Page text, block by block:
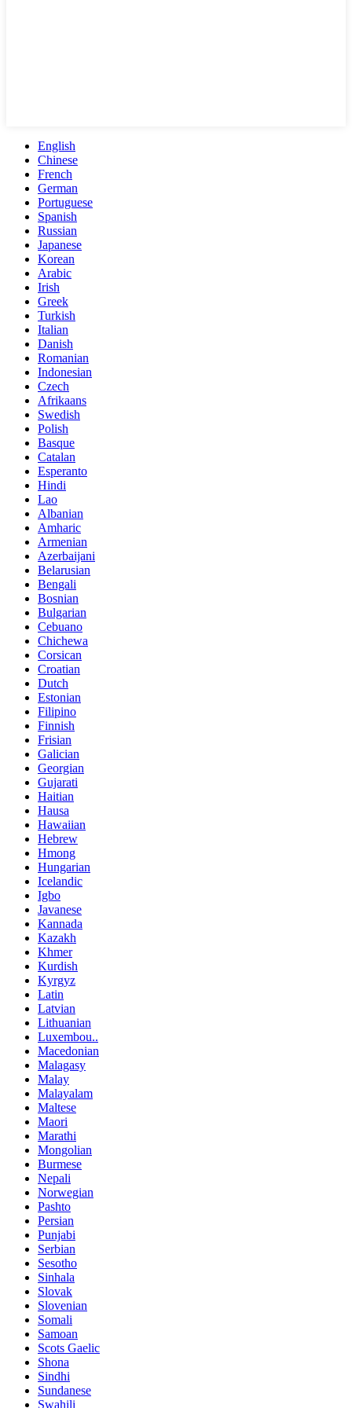
English
Chinese
French
German
Portuguese
Spanish
Russian
Japanese
Korean
Arabic
Irish
Greek
Turkish
Italian
Danish
Romanian
Indonesian
Czech
Afrikaans
Swedish
Polish
Basque
Catalan
Esperanto
Hindi
Lao
Albanian
Amharic
Armenian
Azerbaijani
Belarusian
Bengali
Bosnian
Bulgarian
Cebuano
Chichewa
Corsican
Croatian
Dutch
Estonian
Filipino
Finnish
Frisian
Galician
Georgian
Gujarati
Haitian
Hausa
Hawaiian
Hebrew
Hmong
Hungarian
Icelandic
Igbo
Javanese
Kannada
Kazakh
Khmer
Kurdish
Kyrgyz
Latin
Latvian
Lithuanian
Luxembou..
Macedonian
Malagasy
Malay
Malayalam
Maltese
Maori
Marathi
Mongolian
Burmese
Nepali
Norwegian
Pashto
Persian
Punjabi
Serbian
Sesotho
Sinhala
Slovak
Slovenian
Somali
Samoan
Scots Gaelic
Shona
Sindhi
Sundanese
Swahili